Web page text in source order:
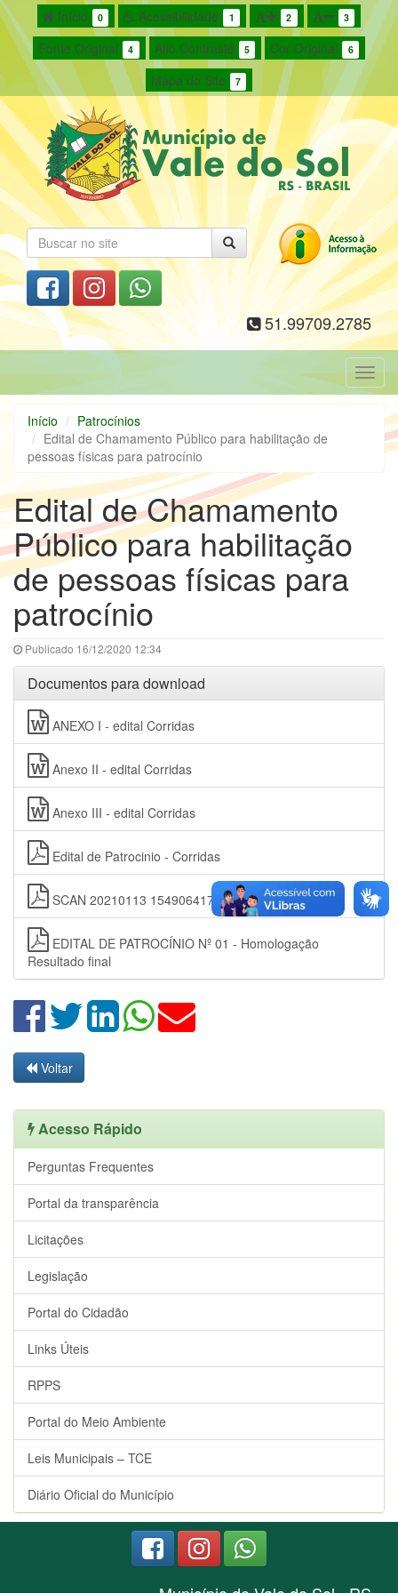
Início 0 Acessibilidade 1 2 3
Fonte Original 4 Alto Contraste 5 Cor Original 6
Mapa do Site 7
51.99709.2785
Início
Patrocínios
Edital de Chamamento Público para habilitação de
pessoas físicas para patrocínio
Edital de Chamamento
Público para habilitação
de pessoas físicas para
patrocínio
Publicado 16/12/2020 12:34
Documentos para download
ANEXO I - edital Corridas
Anexo II - edital Corridas
Anexo III - edital Corridas
Edital de Patrocinio - Corridas
SCAN 20210113 154906417
EDITAL DE PATROCÍNIO Nº 01 - Homologação
Resultado final
Voltar
Acesso Rápido
Perguntas Frequentes
Portal da transparência
Licitações
Legislação
Portal do Cidadão
Links Úteis
RPPS
Portal do Meio Ambiente
Leis Municipais – TCE
Diário Oficial do Município